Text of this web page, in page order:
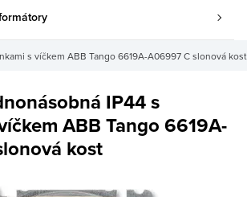
s víčkem ABB Tango 6619A-A06997 C slonová kost
IP44 s
ABB Tango 6619A-
kost